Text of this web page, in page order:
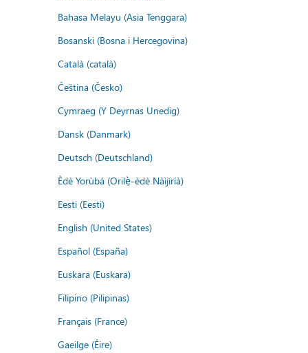
Bahasa Melayu (Asia Tenggara)
Bosanski (Bosna i Hercegovina)
Català (català)
Čeština (Česko)
Cymraeg (Y Deyrnas Unedig)
Dansk (Danmark)
Deutsch (Deutschland)
Èdè Yorùbá (Orilẹ̀-èdè Nàìjíríà)
Eesti (Eesti)
English (United States)
Español (España)
Euskara (Euskara)
Filipino (Pilipinas)
Français (France)
Gaeilge (Éire)